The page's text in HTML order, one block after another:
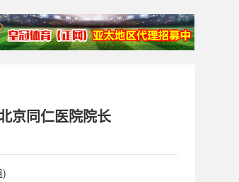
京同仁医院院长
)